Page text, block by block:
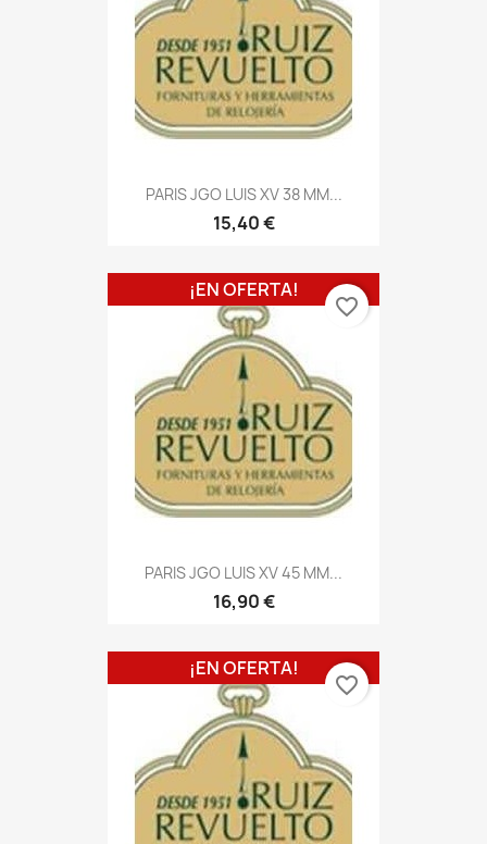
PARIS JGO LUIS XV 38 MM...
15,40 €
PARIS JGO LUIS XV 45 MM...
16,90 €
¡EN OFERTA!
favorite_border
¡EN OFERTA!
favorite_border